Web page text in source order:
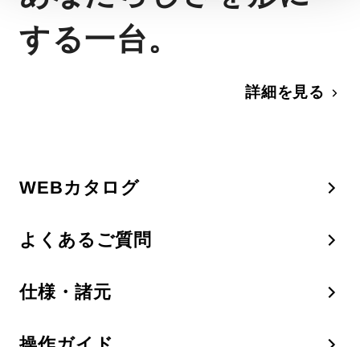
する一台。
詳細を見る
WEBカタログ
よくあるご質問
仕様・諸元